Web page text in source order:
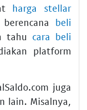
harga stellar
beli
tahu cara beli
platform
juga
lain. Misalnya,